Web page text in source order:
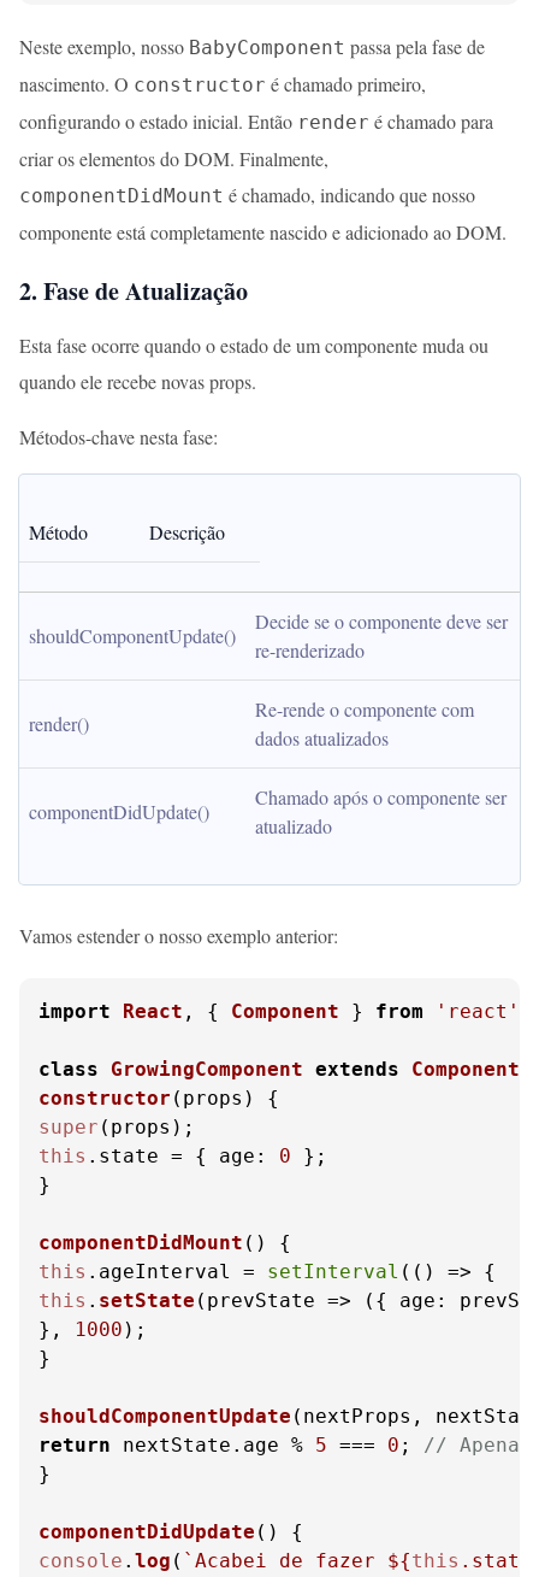
Neste exemplo, nosso BabyComponent passa pela fase de
nascimento. O constructor é chamado primeiro,
configurando o estado inicial. Então render é chamado para
criar os elementos do DOM. Finalmente,
componentDidMount é chamado, indicando que nosso
componente está completamente nascido e adicionado ao DOM.
2. Fase de Atualização
Esta fase ocorre quando o estado de um componente muda ou
quando ele recebe novas props.
Métodos-chave nesta fase:
Método Descrição
shouldComponentUpdate()
Decide se o componente deve ser
re-renderizado
render()
Re-rende o componente com
dados atualizados
componentDidUpdate()
Chamado após o componente ser
atualizado
Vamos estender o nosso exemplo anterior:
import React , { Component } from 'react'
class GrowingComponent extends
Component
constructor ( props
super
this . state = { age : 0 };
}
componentDidMount (
this . ageInterval = setInterval ( () =>
this . setState ( prevState => ({ age :
},
1000 );
}
shouldComponentUpdate ( nextProps,
return nextState. age % 5 === 0 ; //
}
componentDidUpdate (
console . log ( `Acabei de fazer ${this